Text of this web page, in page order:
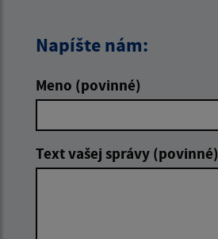
Napíšte nám:
Meno (povinné)
Text vašej správy (povinné)